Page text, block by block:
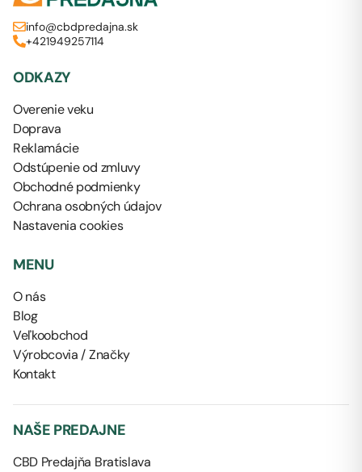
info@cbdpredajna.sk
+421949257114
ODKAZY
Overenie veku
Doprava
Reklamácie
Odstúpenie od zmluvy
Obchodné podmienky
Ochrana osobných údajov
Nastavenia cookies
MENU
O nás
Blog
Veľkoobchod
Výrobcovia / Značky
Kontakt
NAŠE PREDAJNE
CBD Predajňa Bratislava